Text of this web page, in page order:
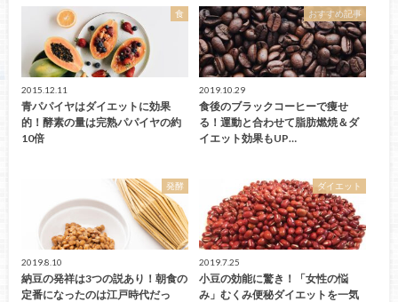
食
2015.12.11
青パパイヤはダイエットに効果
的！酵素の量は完熟パパイヤの約
10倍
おすすめ記事
2019.10.29
食後のブラックコーヒーで痩せ
る！運動と合わせて脂肪燃焼＆ダ
イエット効果もUP…
発酵
2019.8.10
納豆の発祥は3つの説あり！朝食の
定番になったのは江戸時代だっ
ダイエット
2019.7.25
小豆の効能に驚き！「女性の悩
み」むくみ便秘ダイエットを一気